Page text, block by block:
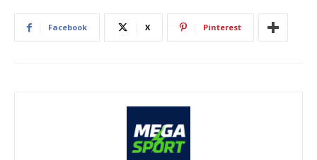
Facebook X Pinterest